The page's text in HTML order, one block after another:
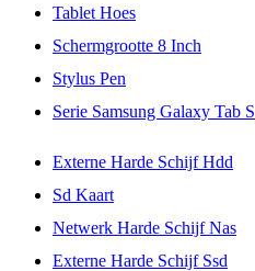
Tablet Hoes
Schermgrootte 8 Inch
Stylus Pen
Serie Samsung Galaxy Tab S
Externe Harde Schijf Hdd
Sd Kaart
Netwerk Harde Schijf Nas
Externe Harde Schijf Ssd